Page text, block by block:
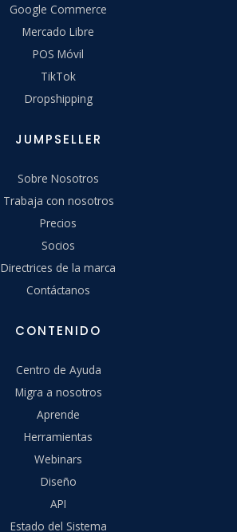
Google Commerce
Mercado Libre
POS Móvil
TikTok
Dropshipping
JUMPSELLER
Sobre Nosotros
Trabaja con nosotros
Precios
Socios
Directrices de la marca
Contáctanos
CONTENIDO
Centro de Ayuda
Migra a nosotros
Aprende
Herramientas
Webinars
Diseño
API
Estado del Sistema